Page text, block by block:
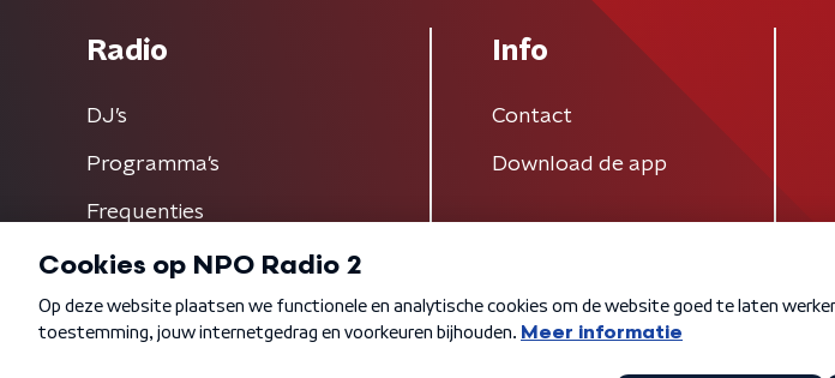
Radio
DJ’s
Programma's
Frequenties
Info
Contact
Download de app
Algemene voorwaarden Privacybeleid